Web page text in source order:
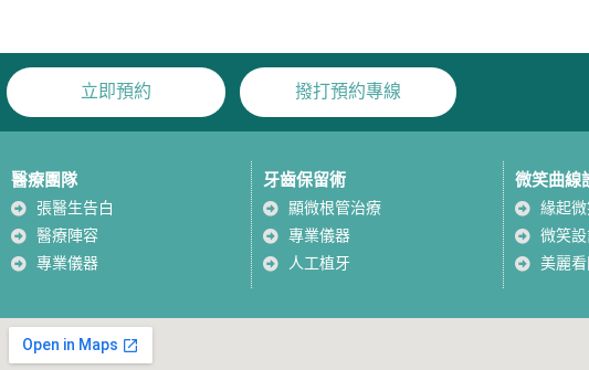
立即預約 撥打預約專線
醫療團隊
張醫生告白
醫療陣容
專業儀器
牙齒保留術
顯微根管治療
專業儀器
人工植牙
微笑曲線
緣起
微笑
美麗